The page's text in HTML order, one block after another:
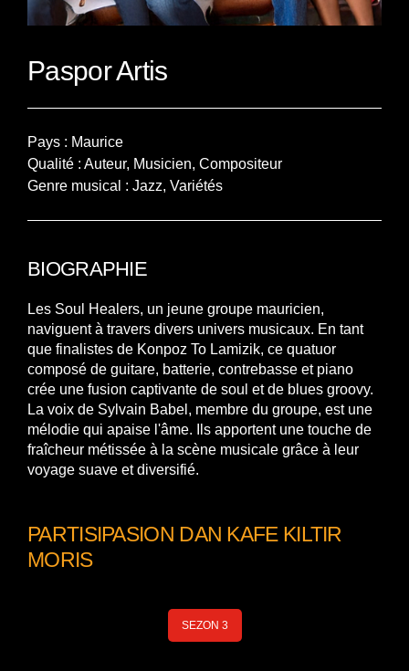
Paspor Artis
Pays : Maurice
Qualité : Auteur, Musicien, Compositeur
Genre musical : Jazz, Variétés
BIOGRAPHIE
Les Soul Healers, un jeune groupe mauricien,
naviguent à travers divers univers musicaux. En tant
que finalistes de Konpoz To Lamizik, ce quatuor
composé de guitare, batterie, contrebasse et piano
crée une fusion captivante de soul et de blues groovy.
La voix de Sylvain Babel, membre du groupe, est une
mélodie qui apaise l'âme. Ils apportent une touche de
fraîcheur métissée à la scène musicale grâce à leur
voyage suave et diversifié.
PARTISIPASION DAN KAFE KILTIR
MORIS
SEZON 3